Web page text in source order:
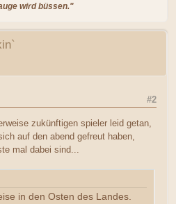
wird büssen."
#2
zukünftigen spieler leid getan,
auf den abend gefreut haben,
mal dabei sind...
in den Osten des Landes.